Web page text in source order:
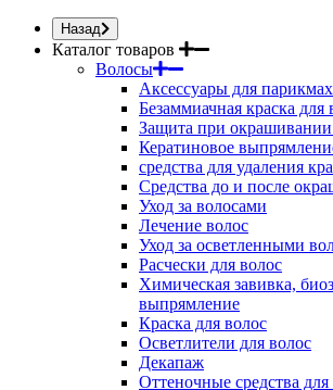
Назад
Каталог товаров
Волосы
Аксессуары для
Безаммиачная краска для
Защита при
Кератиновое
средства для удаления
Средства до и после
Уход за волосами
Лечение волос
Уход за осветленными
Расчески для волос
Химическая завивка,
выпрямление
Краска для волос
Осветлители для волос
Декапаж
Оттеночные средства для